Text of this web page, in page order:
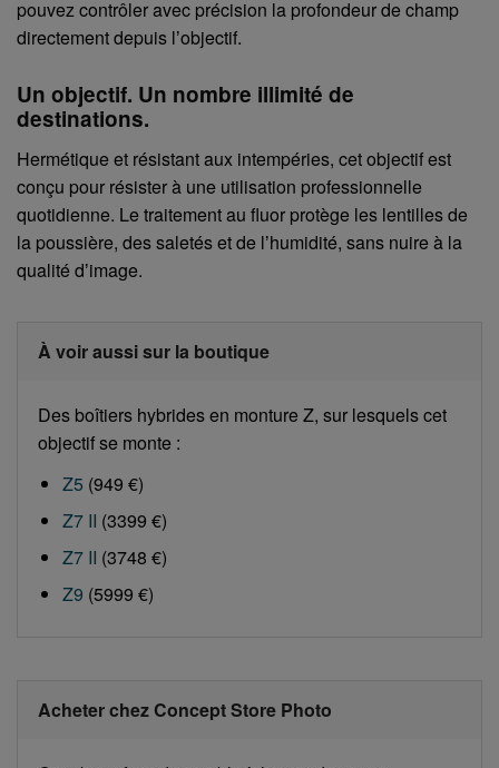
pouvez contrôler avec précision la profondeur de champ
directement depuis lʼobjectif.
Un objectif. Un nombre illimité de
destinations.
Hermétique et résistant aux intempéries, cet objectif est
conçu pour résister à une utilisation professionnelle
quotidienne. Le traitement au fluor protège les lentilles de
la poussière, des saletés et de lʼhumidité, sans nuire à la
qualité dʼimage.
À voir aussi sur la boutique
Des boîtiers hybrides en monture Z, sur lesquels cet
objectif se monte :
Z5 (949 €)
Z7 II (3399 €)
Z7 II (3748 €)
Z9 (5999 €)
Acheter chez Concept Store Photo